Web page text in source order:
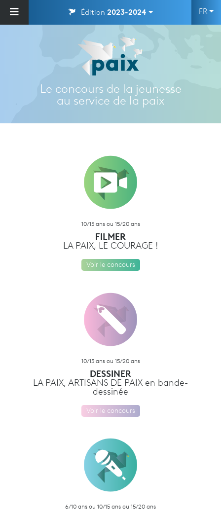
Édition 2023-2024 FR
Le concours de la jeunesse
au service de la paix
10/15 ans ou 15/20 ans
FILMER
LA PAIX, LE COURAGE !
Voir le concours
10/15 ans ou 15/20 ans
DESSINER
LA PAIX, ARTISANS DE PAIX en bande-
dessinée
Voir le concours
6/10 ans ou 10/15 ans ou 15/20 ans